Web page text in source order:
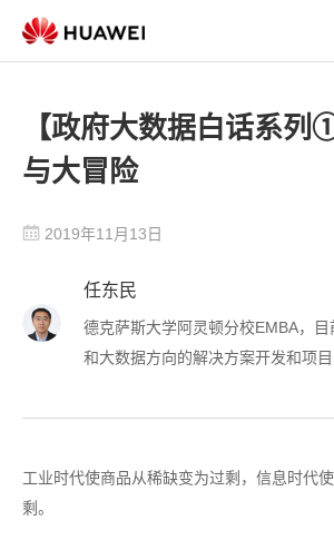
【政府大数据白话系
与大冒险
2019年11月13日
任东民
德克萨斯大学阿灵顿分校EMBA，
和大数据方向的解决方案开发和项目
工业时代使商品从稀缺变为过剩，信息时代
剩。